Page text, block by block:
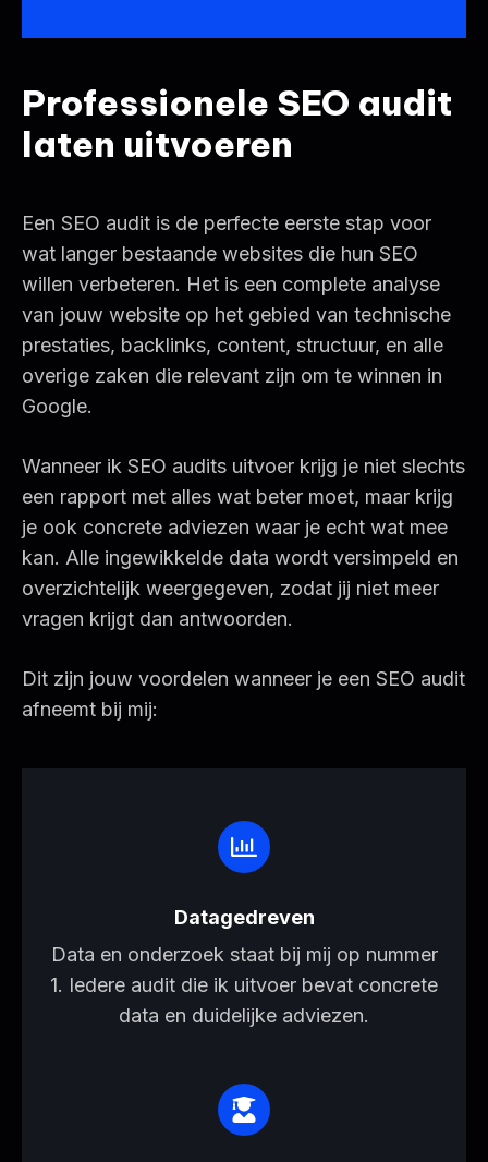
Professionele SEO audit
laten uitvoeren
Een SEO audit is de perfecte eerste stap voor
wat langer bestaande websites die hun SEO
willen verbeteren. Het is een complete analyse
van jouw website op het gebied van technische
prestaties, backlinks, content, structuur, en alle
overige zaken die relevant zijn om te winnen in
Google.
Wanneer ik SEO audits uitvoer krijg je niet slechts
een rapport met alles wat beter moet, maar krijg
je ook concrete adviezen waar je echt wat mee
kan. Alle ingewikkelde data wordt versimpeld en
overzichtelijk weergegeven, zodat jij niet meer
vragen krijgt dan antwoorden.
Dit zijn jouw voordelen wanneer je een SEO audit
afneemt bij mij:
Datagedreven
Data en onderzoek staat bij mij op nummer
1. Iedere audit die ik uitvoer bevat concrete
data en duidelijke adviezen.